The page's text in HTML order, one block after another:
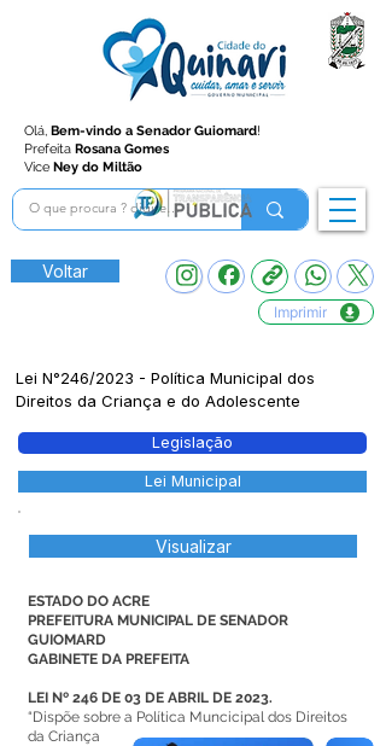
Olá, Bem-vindo a Senador Guiomard!
Prefeita Rosana Gomes
Vice Ney do Miltão
Voltar
Imprimir
Lei N°246/2023 - Política Municipal dos
Direitos da Criança e do Adolescente
Legislação
Lei Municipal
Visualizar
ESTADO DO ACRE
PREFEITURA MUNICIPAL DE SENADOR
GUIOMARD
GABINETE DA PREFEITA
LEI Nº 246 DE 03 DE ABRIL DE 2023.
“Dispõe sobre a Política Muncicipal dos Direitos
da Criança